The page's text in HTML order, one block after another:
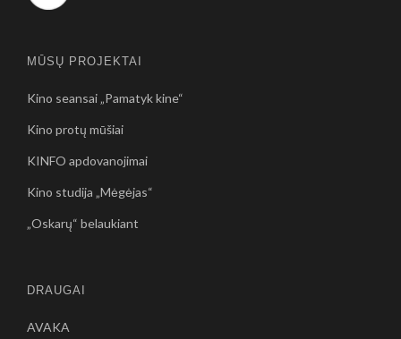
MŪSŲ PROJEKTAI
Kino seansai „Pamatyk kine“
Kino protų mūšiai
KINFO apdovanojimai
Kino studija „Mėgėjas“
„Oskarų“ belaukiant
DRAUGAI
AVAKA